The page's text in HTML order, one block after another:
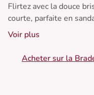
Flirtez avec la douce
courte, parfaite en
au crépuscule. Un must
• Robe en lin à imprimé
Voir plus
Acheter sur la